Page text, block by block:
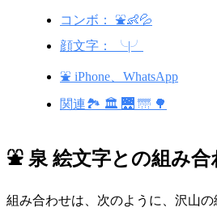
コンボ： ⛲👶💦
顔文字： ╰|╯
⛲ iPhone、WhatsApp
関連🏞️ 🏛️ 🌉 🌁 🌳
⛲ 泉 絵文字との組み合
組み合わせは、次のように、沢山